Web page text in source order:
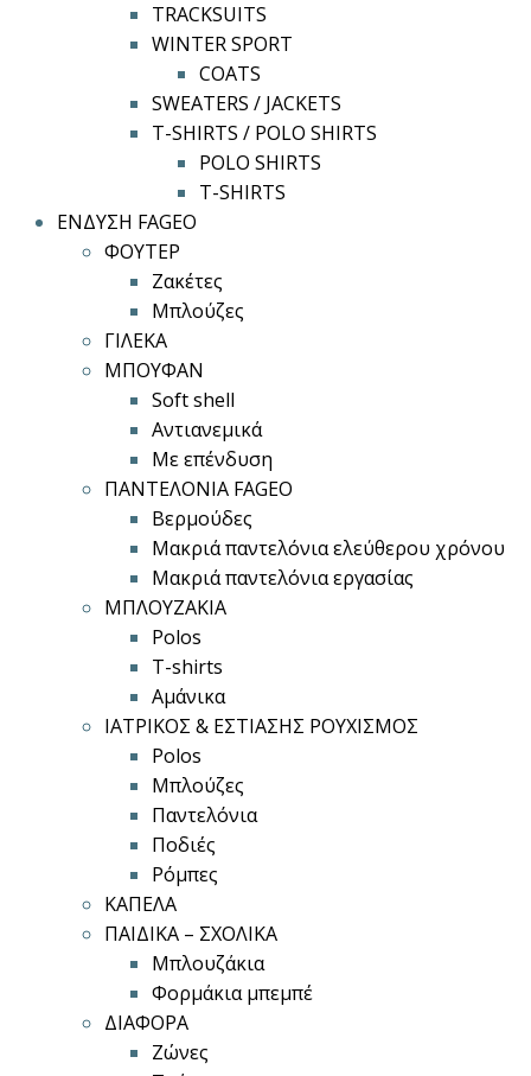
TRACKSUITS
WINTER SPORT
COATS
SWEATERS / JACKETS
T-SHIRTS / POLO SHIRTS
POLO SHIRTS
T-SHIRTS
ΕΝΔΥΣΗ FAGEO
ΦΟΥΤΕΡ
Ζακέτες
Μπλούζες
ΓΙΛΕΚΑ
ΜΠΟΥΦΑΝ
Soft shell
Αντιανεμικά
Με επένδυση
ΠΑΝΤΕΛΟΝΙΑ FAGEO
Βερμούδες
Μακριά παντελόνια ελεύθερου χρόνου
Μακριά παντελόνια εργασίας
ΜΠΛΟΥΖΑΚΙΑ
Polos
T-shirts
Αμάνικα
ΙΑΤΡΙΚΟΣ & ΕΣΤΙΑΣΗΣ ΡΟΥΧΙΣΜΟΣ
Polos
Μπλούζες
Παντελόνια
Ποδιές
Ρόμπες
ΚΑΠΕΛΑ
ΠΑΙΔΙΚΑ – ΣΧΟΛΙΚΑ
Μπλουζάκια
Φορμάκια μπεμπέ
ΔΙΑΦΟΡΑ
Ζώνες